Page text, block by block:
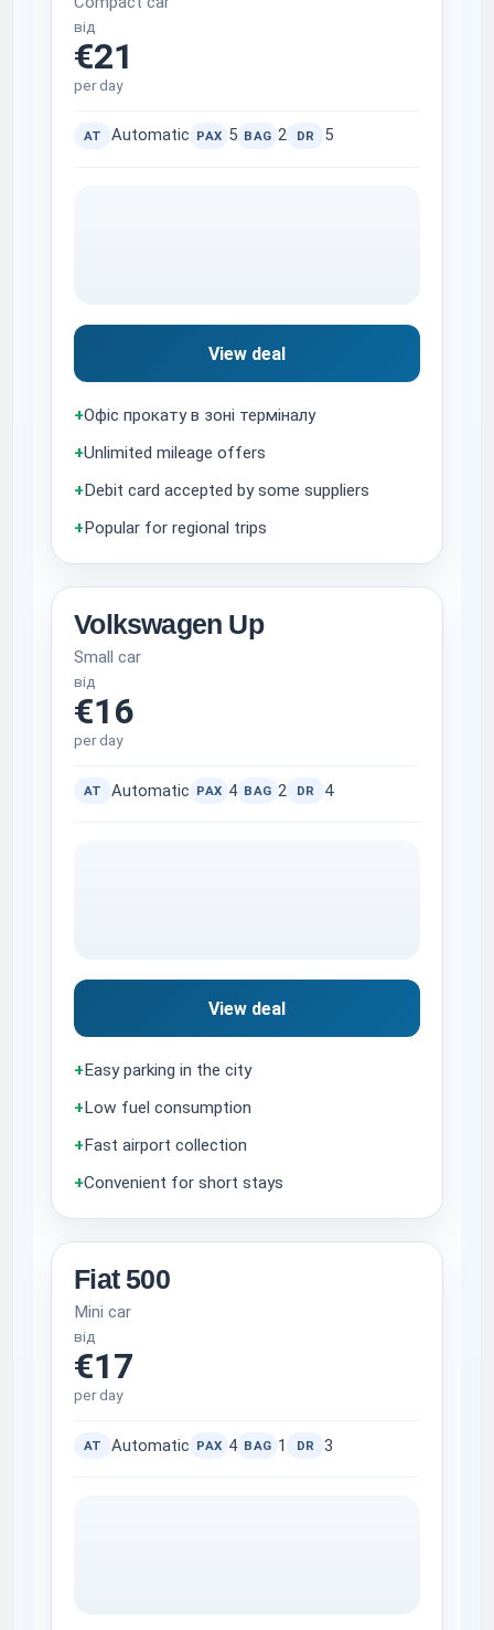
від
€21
per day
AT Automatic PAX 5 BAG 2 DR 5
View deal
+Офіс прокату в зоні терміналу
+Unlimited mileage offers
+Debit card accepted by some suppliers
+Popular for regional trips
Volkswagen Up
Small car
від
€16
per day
AT Automatic PAX 4 BAG 2 DR 4
View deal
+ Easy parking in the city
+ Low fuel consumption
+ Fast airport collection
+Convenient for short stays
Fiat 500
Mini car
від
€17
per day
AT Automatic PAX 4 BAG 1 DR 3